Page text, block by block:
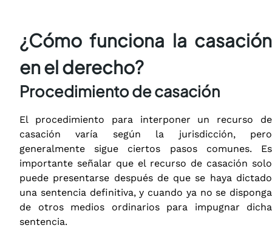
¿Cómo funciona la casación
en el derecho?
Procedimiento de casación
El procedimiento para interponer un recurso de
casación varía según la jurisdicción, pero
generalmente sigue ciertos pasos comunes. Es
importante señalar que el recurso de casación solo
puede presentarse después de que se haya dictado
una sentencia definitiva, y cuando ya no se disponga
de otros medios ordinarios para impugnar dicha
sentencia.